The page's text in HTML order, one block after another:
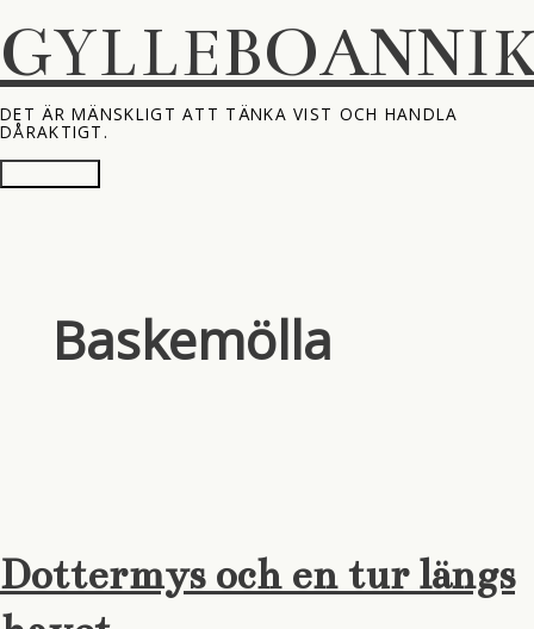
till
innehåll
DET ÄR MÄNSKLIGT ATT TÄNKA VIST OCH HANDLA
DÅRAKTIGT.
Huvudmeny
Baskemölla
Dottermys och en tur längs